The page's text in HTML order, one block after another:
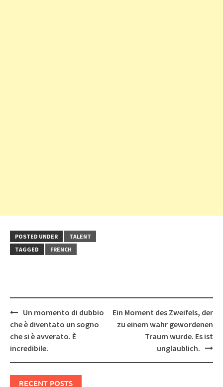
POSTED UNDER
TALENT
TAGGED
FRENCH
Post
navigation
Un momento di dubbio
che è diventato un sogno
che si è avverato. È
incredibile.
Ein Moment des Zweifels, der
zu einem wahr gewordenen
Traum wurde. Es ist
unglaublich.
RECENT POSTS